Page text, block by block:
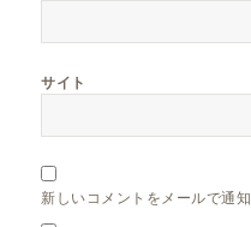
サイト
新しいコメントをメールで通知